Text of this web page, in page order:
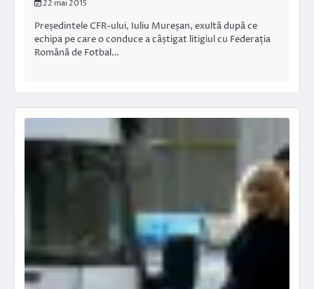
22 mai 2015
Președintele CFR-ului, Iuliu Mureșan, exultă după ce
echipa pe care o conduce a câștigat litigiul cu Federația
Română de Fotbal…